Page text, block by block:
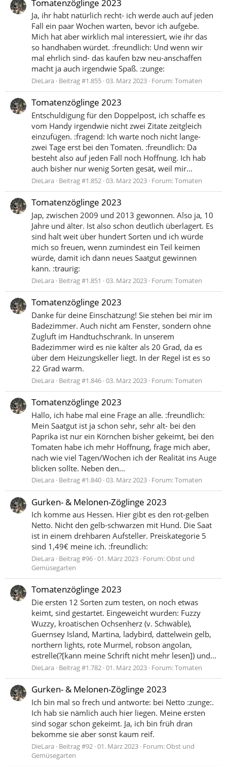
Tomatenzöglinge 2023
Ja, ihr habt natürlich recht- ich werde auch auf jeden
Fall ein paar Wochen warten, bevor ich aufgebe.
Mich hat aber wirklich mal interessiert, wie ihr das
so handhaben würdet. :freundlich: Und wenn wir
mal ehrlich sind- das kaufen bzw neu-anschaffen
macht ja auch irgendwie Spaß. :zunge:
DieLara Beitrag #1.855 03. März 2023 Forum:Tomaten
Tomatenzöglinge 2023
Entschuldigung für den Doppelpost, ich schaffe es
vom Handy irgendwie nicht zwei Zitate zeitgleich
einzufügen. :fragend: Ich warte noch nicht lange-
zwei Tage erst bei den Tomaten. :freundlich: Da
besteht also auf jeden Fall noch Hoffnung. Ich hab
auch bisher nur wenig Sorten gesät, weil mir...
DieLara Beitrag #1.852 03. März 2023 Forum:Tomaten
Tomatenzöglinge 2023
Jap, zwischen 2009 und 2013 gewonnen. Also ja, 10
Jahre und älter. Ist also schon deutlich überlagert. Es
sind halt weit über hundert Sorten und ich würde
mich so freuen, wenn zumindest ein Teil keimen
würde, damit ich dann neues Saatgut gewinnen
kann. :traurig:
DieLara Beitrag #1.851 03. März 2023 Forum:Tomaten
Tomatenzöglinge 2023
Danke für deine Einschätzung! Sie stehen bei mir im
Badezimmer. Auch nicht am Fenster, sondern ohne
Zugluft im Handtuchschrank. In unserem
Badezimmer wird es nie kälter als 20 Grad, da es
über dem Heizungskeller liegt. In der Regel ist es so
22 Grad warm.
DieLara Beitrag #1.846 03. März 2023 Forum:Tomaten
Tomatenzöglinge 2023
Hallo, ich habe mal eine Frage an alle. :freundlich:
Mein Saatgut ist ja schon sehr, sehr alt- bei den
Paprika ist nur ein Körnchen bisher gekeimt, bei den
Tomaten habe ich mehr Hoffnung, frage mich aber,
nach wie viel Tagen/Wochen ich der Realität ins Auge
blicken sollte. Neben den...
DieLara Beitrag #1.840 03. März 2023 Forum:Tomaten
Gurken- & Melonen-Zöglinge 2023
Ich komme aus Hessen. Hier gibt es den rot-gelben
Netto. Nicht den gelb-schwarzen mit Hund. Die Saat
ist in einem drehbaren Aufsteller. Preiskategorie 5
sind 1,49€ meine ich. :freundlich:
DieLara Beitrag #96 01. März 2023 Forum: Obst und
Gemüsegarten
Tomatenzöglinge 2023
Die ersten 12 Sorten zum testen, on noch etwas
keimt, sind gestartet. Eingeweicht wurden: Fuzzy
Wuzzy, kroatischen Ochsenherz (v. Schwäble),
Guernsey Island, Martina, ladybird, dattelwein gelb,
northern lights, rote Murmel, robson angolan,
estrelle(?[kann meine Schrift nicht mehr lesen]) und...
DieLara Beitrag #1.782 01. März 2023 Forum:Tomaten
Gurken- & Melonen-Zöglinge 2023
Ich bin mal so frech und antworte: bei Netto :zunge:.
Ich hab sie nämlich auch hier liegen. Meine ersten
sind sogar schon gekeimt. Ja, ich bin früh dran
bekomme sie aber sonst kaum reif.
DieLara Beitrag #92 01. März 2023 Forum: Obst und
Gemüsegarten